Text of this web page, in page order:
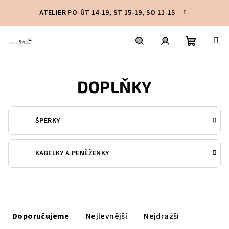
obsah
ATELIER PO-ÚT 14-19, ST 15-19, SO 11-15
DOPLŇKY
ŠPERKY
KABELKY A PENĚŽENKY
Doporučujeme Nejlevnější Nejdražší